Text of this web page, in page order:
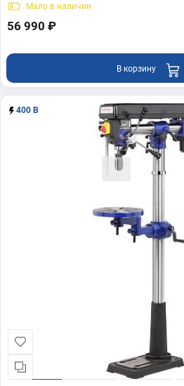
Мало в наличии
56 990 ₽
В корзину
400 В